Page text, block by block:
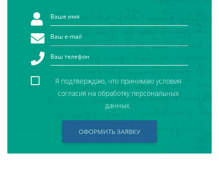
Я подтверждаю, что принимаю условия
согласия на обработку персональных
данных.
ОФОРМИТЬ ЗАЯВКУ